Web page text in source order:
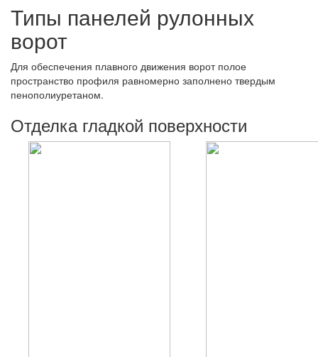
Типы панелей рулонных
ворот
Для обеспечения плавного движения ворот полое
пространство профиля равномерно заполнено твердым
пенополиуретаном.
Отделка гладкой поверхности